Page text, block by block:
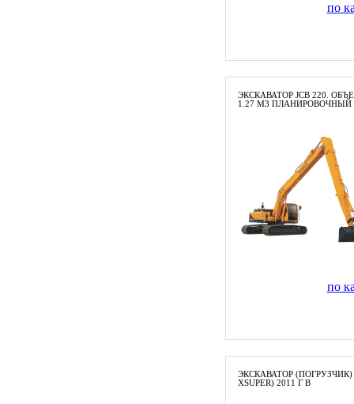
по
ЭКСКАВАТОР JCB 220.
1.27 М3
по
ЭКСКАВАТОР (ПОГРУЗЧИК)
XSUPER) 2011 Г В